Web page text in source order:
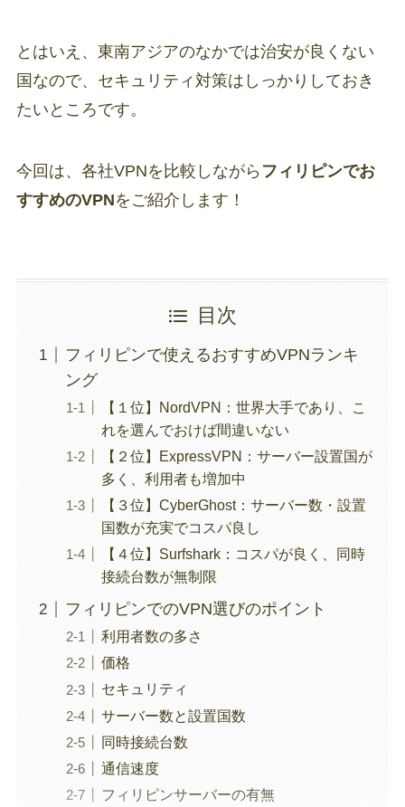
とはいえ、東南アジアのなかでは治安が良くない
国なので、セキュリティ対策はしっかりしておき
たいところです。
今回は、各社VPNを比較しながら フィリピンでお
すすめのVPNをご紹介します！
目次
フィリピンで使えるおすすめVPNランキ
ング
【１位】NordVPN：世界大手であり、こ
れを選んでおけば間違いない
【２位】ExpressVPN：サーバー設置国が
多く、利用者も増加中
【３位】CyberGhost：サーバー数・設置
国数が充実でコスパ良し
【４位】Surfshark：コスパが良く、同時
接続台数が無制限
フィリピンでのVPN選びのポイント
利用者数の多さ
価格
セキュリティ
サーバー数と設置国数
同時接続台数
通信速度
フィリピンサーバーの有無